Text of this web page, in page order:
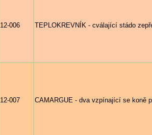
12-006 TEPLOKREVNÍK - cválající stádo
12-007 CAMARGUE - dva vzpínající se koně